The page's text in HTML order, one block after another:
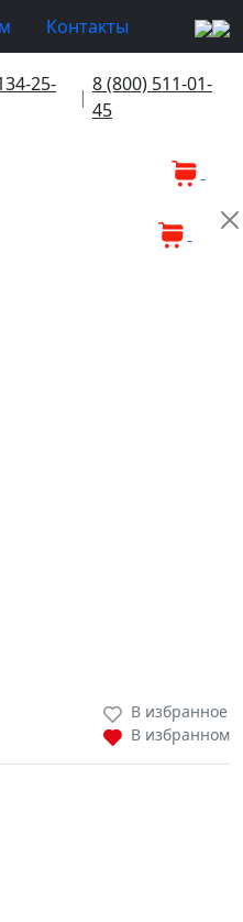
Контакты
25-
|
8 (800) 511-01-
45
В избранное
В избранном